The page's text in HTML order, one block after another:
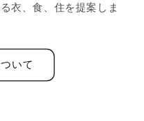
衣、食、住を提案しま
いて